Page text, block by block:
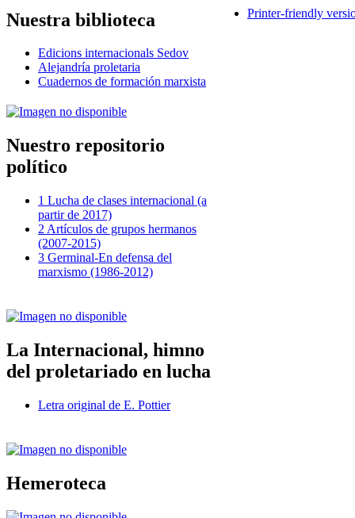
Nuestra biblioteca
Edicions internacionals Sedov
Alejandría proletaria
Cuadernos de formación marxista
Nuestro repositorio
político
1 Lucha de clases internacional (a
partir de 2017)
2 Artículos de grupos hermanos
(2007-2015)
3 Germinal-En defensa del
marxismo (1986-2012)
La Internacional, himno
del proletariado en lucha
Letra original de E. Pottier
Hemeroteca
Printer-friendly